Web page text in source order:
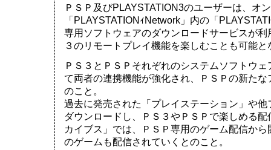
ＰＳＰ及びPLAYSTATION3のユーザーは、オ
「PLAYSTATIONｨNetwork」内の「
専用ソフトウェアのダウンロードサービスが
３のリモートプレイ機能を楽しむことも可能と
ＰＳ３とＰＳＰそれぞれのシステムソフトウ
て両者の連携機能が強化され、ＰＳＰの新た
のこと。
過去に発売された「プレイステーション」や
ダウンロードし、ＰＳ３やＰＳＰで楽しめる
カイブス」では、ＰＳＰ専用のゲーム配信か
のゲームも配信されていくとのこと。